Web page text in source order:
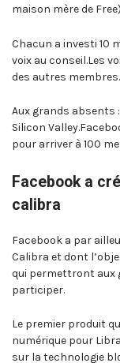
maison mère de
Chacun a investi 10
voix au conseil.Les
des autres membres.
Aux grands absents
Silicon
pour arriver à 100
Facebook a
calibra
Facebook a par
Calibra et dont
qui permettront aux
participer.
Le premier produit
numérique pour
sur la technologie